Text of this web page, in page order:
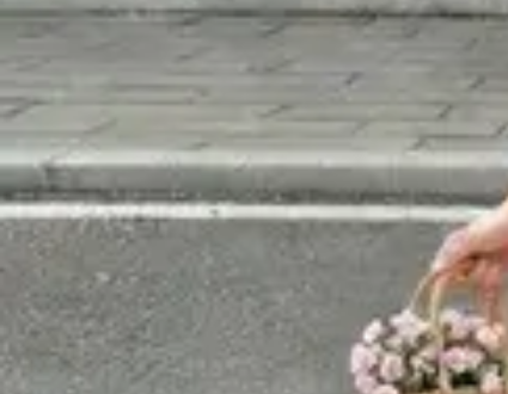
Encuentra Tu Hotel
Consejos de Reserva
Vacaciones en familia Vacaciones en Familia
Encuentra Tu Hotel